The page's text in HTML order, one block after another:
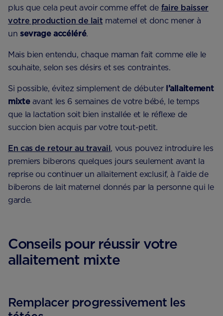
plus que cela peut avoir comme effet de faire baisser
votre production de lait maternel et donc mener à
un sevrage accéléré.
Mais bien entendu, chaque maman fait comme elle le
souhaite, selon ses désirs et ses contraintes.
Si possible, évitez simplement de débuter l’allaitement
mixteavant les 6 semaines de votre bébé, le temps
que la lactation soit bien installée et le réflexe de
succion bien acquis par votre tout-petit.
En cas de retour au travail, vous pouvez introduire les
premiers biberons quelques jours seulement avant la
reprise ou continuer un allaitement exclusif, à l’aide de
biberons de lait maternel donnés par la personne qui le
garde.
Conseils pour réussir votre
allaitement mixte
Remplacer progressivement les